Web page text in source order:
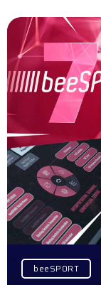
beeSPORT